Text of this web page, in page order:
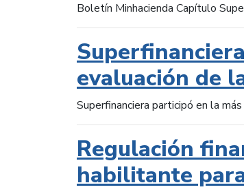
Boletín Minhacienda Capítulo
evaluación de
Superfinanciera participó en la
Regulación
habilitante